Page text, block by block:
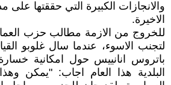
الاخيرة.
للخروج من الازمة مطالب حزب
لتجنب الاسوء، عندما سال غلوبو
باتروس انانييس حول امكانية
البلدية هذا العام اجاب: "يمكن